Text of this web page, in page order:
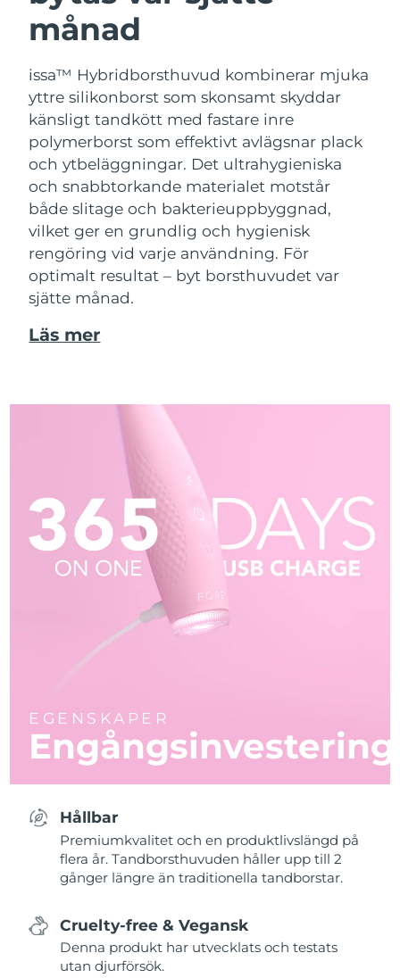
månad
issa™ Hybridborsthuvud kombinerar mjuka
yttre silikonborst som skonsamt skyddar
känsligt tandkött med fastare inre
polymerborst som effektivt avlägsnar plack
och ytbeläggningar. Det ultrahygieniska
och snabbtorkande materialet motstår
både slitage och bakterieuppbyggnad,
vilket ger en grundlig och hygienisk
rengöring vid varje användning. För
optimalt resultat – byt borsthuvudet var
sjätte månad.
Läs mer
EGENSKAPER
Engångsinvestering
Hållbar
Premiumkvalitet och en produktlivslängd på
flera år. Tandborsthuvuden håller upp till 2
gånger längre än traditionella tandborstar.
Cruelty-free & Vegansk
Denna produkt har utvecklats och testats
utan djurförsök.